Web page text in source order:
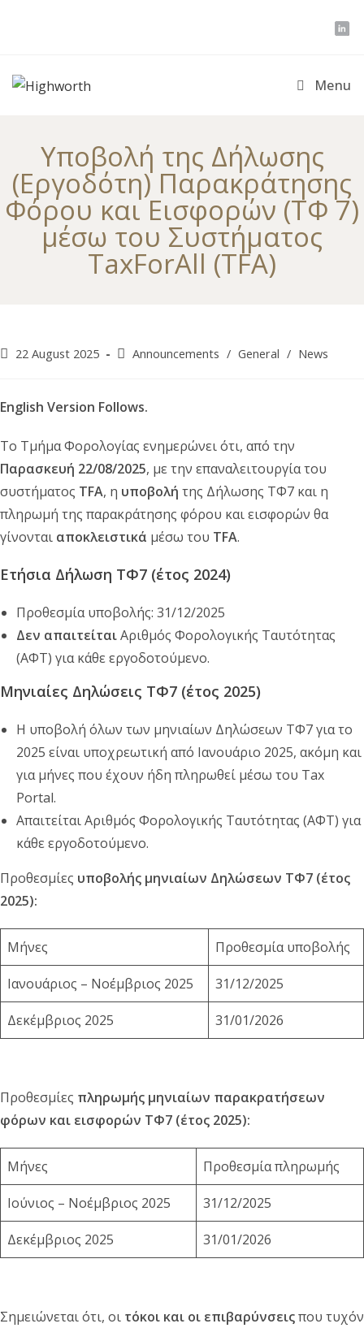
Menu
Υποβολή της Δήλωσης
(Εργοδότη) Παρακράτησης
Φόρου και Εισφορών (ΤΦ 7)
μέσω του Συστήματος
TaxForAll (TFA)
Post22 August 2025
PostAnnouncements / General / News
English Version Follows.
Το Τμήμα Φορολογίας ενημερώνει ότι, από την
Παρασκευή 22/08/2025, με την επαναλειτουργία του
συστήματος TFA, η υποβολή της Δήλωσης ΤΦ7 και η
πληρωμή της παρακράτησης φόρου και εισφορών θα
γίνονται αποκλειστικά μέσω του TFA.
Ετήσια Δήλωση ΤΦ7 (έτος 2024)
Προθεσμία υποβολής: 31/12/2025
Δεν απαιτείταιΑριθμός Φορολογικής Ταυτότητας
(ΑΦΤ) για κάθε εργοδοτούμενο.
Μηνιαίες Δηλώσεις ΤΦ7 (έτος 2025)
Η υποβολή όλων των μηνιαίων Δηλώσεων ΤΦ7 για το
2025 είναι υποχρεωτική από Ιανουάριο 2025, ακόμη και
για μήνες που έχουν ήδη πληρωθεί μέσω του Tax
Portal.
Απαιτείται Αριθμός Φορολογικής Ταυτότητας (ΑΦΤ) για
κάθε εργοδοτούμενο.
Προθεσμίες υποβολής μηνιαίων Δηλώσεων ΤΦ7 (έτος
2025):
Μήνες Προθεσμία υποβολής
Ιανουάριος – Νοέμβριος 2025 31/12/2025
Δεκέμβριος 2025 31/01/2026
Προθεσμίες πληρωμής μηνιαίων παρακρατήσεων
φόρων και εισφορών ΤΦ7 (έτος 2025):
Μήνες Προθεσμία πληρωμής
Ιούνιος – Νοέμβριος 2025 31/12/2025
Δεκέμβριος 2025 31/01/2026
Σημειώνεται ότι, οι τόκοι και οι επιβαρύνσειςπου τυχόν